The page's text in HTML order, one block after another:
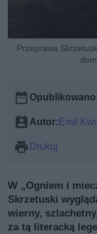
Przeprawa
Autor: Emil
Drukuj
W „Ogniem i
Skrzetuski
wierny,
za tą literacką